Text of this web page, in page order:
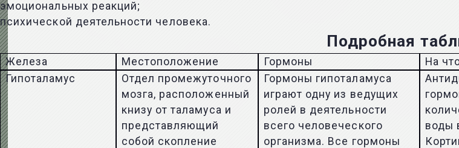
эмоциональных реакций;
психической деятельности человека.
Подробная
Железа Местоположение Гормоны На
Гипоталамус
Отдел промежуточного
мозга, расположенный
книзу от таламуса и
представляющий
собой скопление
Гормоны гипоталамуса
играют одну из ведущих
ролей в деятельности
всего человеческого
организма. Все гормоны
воды